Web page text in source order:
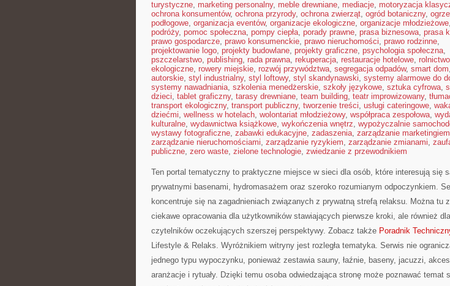
turystyczne, marketing personalny, meble drewniane, mediacje, motoryzacja
ochrona konsumentów, ochrona przyrody, ochrona zwierząt, ogród botaniczny,
podłogowe, organizacja eventów, organizacje ekologiczne, organizacje młodzieżowe,
podróży, pomoc społeczna, pompy ciepła, porady prawne, prasa biznesowa, prasa
prawo gospodarcze, prawo konsumenckie, prawo nieruchomości, prawo rodzinne,
projektowanie logo, projekty budowlane, projekty graficzne, psychologia społeczna,
pszczelarstwo, publishing, rada prawna, rekuperacja, restauracje hotelowe, rolnictwo
ekologiczne, rowery miejskie, rozwój przywództwa, segregacja odpadów, smart dom,
autorskie, styl industrialny, styl loftowy, styl skandynawski, systemy alarmowe do
systemy nawadniania, szkolenia menedżerskie, szkoły językowe, sztuka cyfrowa,
dzieci, tablet graficzny, tarasy drewniane, team building, teatr improwizowany,
transport ekologiczny, transport publiczny, tworzenie treści, usługi cateringowe,
dziećmi, wellness w hotelach, wolontariat młodzieżowy, współpraca zespołowa,
kulturalne, wydawnictwa książkowe, wykończenia wnętrz, wypożyczalnie
wystawy fotograficzne, zabawki edukacyjne, zadaszenia, zarządzanie marketingiem
zarządzanie nieruchomościami, zarządzanie ryzykiem, zarządzanie zmianami,
publiczne, zero waste, zielone technologie, zwiedzanie z przewodnikiem
Ten portal tematyczny to praktyczne miejsce w sieci dla osób, które interesują się
prywatnymi basenami, hydromasażem oraz szeroko rozumianym odpoczynkiem.
koncentruje się na zagadnieniach związanych z prywatną strefą relaksu. Można tu
ciekawe opracowania dla użytkowników stawiających pierwsze kroki, ale również dla
czytelników oczekujących szerszej perspektywy. Zobacz także Poradnik
Lifestyle & Relaks. Wyróżnikiem witryny jest rozległa tematyka. Serwis nie
jednego typu wypoczynku, ponieważ zestawia sauny, łaźnie, baseny, jacuzzi,
aranżacje i rytuały. Dzięki temu osoba odwiedzająca stronę może poznawać temat